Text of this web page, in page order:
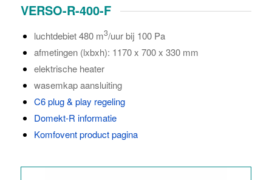
VERSO-R-400-F
luchtdebiet 480 m3/uur bij 100 Pa
afmetingen (lxbxh): 1170 x 700 x 330 mm
elektrische heater
wasemkap aansluiting
C6 plug & play regeling
Domekt-R informatie
Komfovent product pagina